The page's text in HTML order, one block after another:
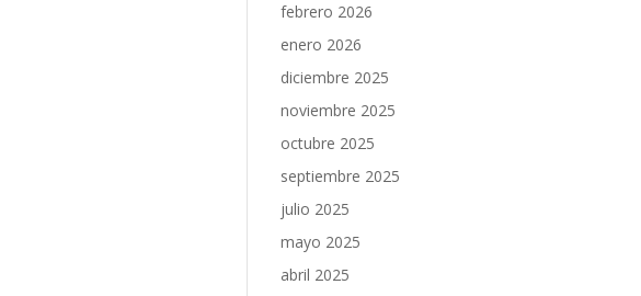
febrero 2026
enero 2026
diciembre 2025
noviembre 2025
octubre 2025
septiembre 2025
julio 2025
mayo 2025
abril 2025